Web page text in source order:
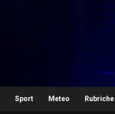
Sport Meteo Rubriche